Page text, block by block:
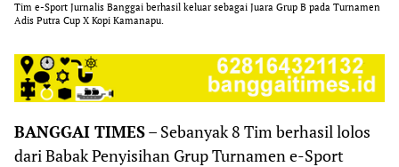
Tim e-Sport Jurnalis Banggai berhasil keluar sebagai Juara Grup B pada Turnamen
Adis Putra Cup X Kopi Kamanapu.
BANGGAI TIMES– Sebanyak 8 Tim berhasil lolos
dari Babak Penyisihan Grup Turnamen e-Sport